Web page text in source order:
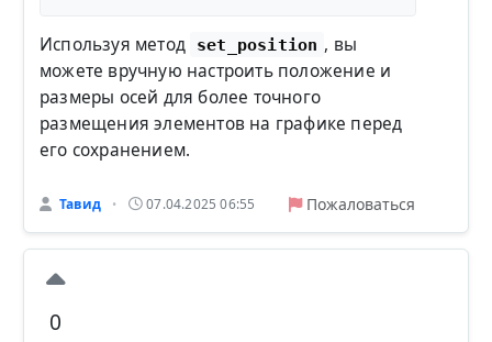
Используя метод set_position , вы
можете вручную настроить положение и
размеры осей для более точного
размещения элементов на графике перед
его сохранением.
Тавид • 07.04.2025 06:55 Пожаловаться
0